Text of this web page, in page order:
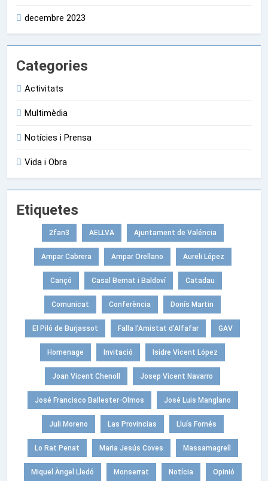
decembre 2023
Categories
Activitats
Multimèdia
Notícies i Prensa
Vida i Obra
Etiquetes
2fan3 AELLVA Ajuntament de Valéncia
Ampar Cabrera Ampar Orellano Aureli López
Cançó Casal Bernat i Baldoví Catadau
Comunicat Conferència Donís Martin
El Piló de Burjassot Falla l'Amistat d'Alfafar GAV
Homenage Invitació Isidre Vicent López
Joan Vicent Chenoll Josep Vicent Navarro
José Francisco Ballester-Olmos José Luis Manglano
Juli Moreno Las Provincias Lluís Fornés
Lo Rat Penat Maria Jesús Coves Massamagrell
Miquel Àngel Lledó Monserrat Notícia Opinió